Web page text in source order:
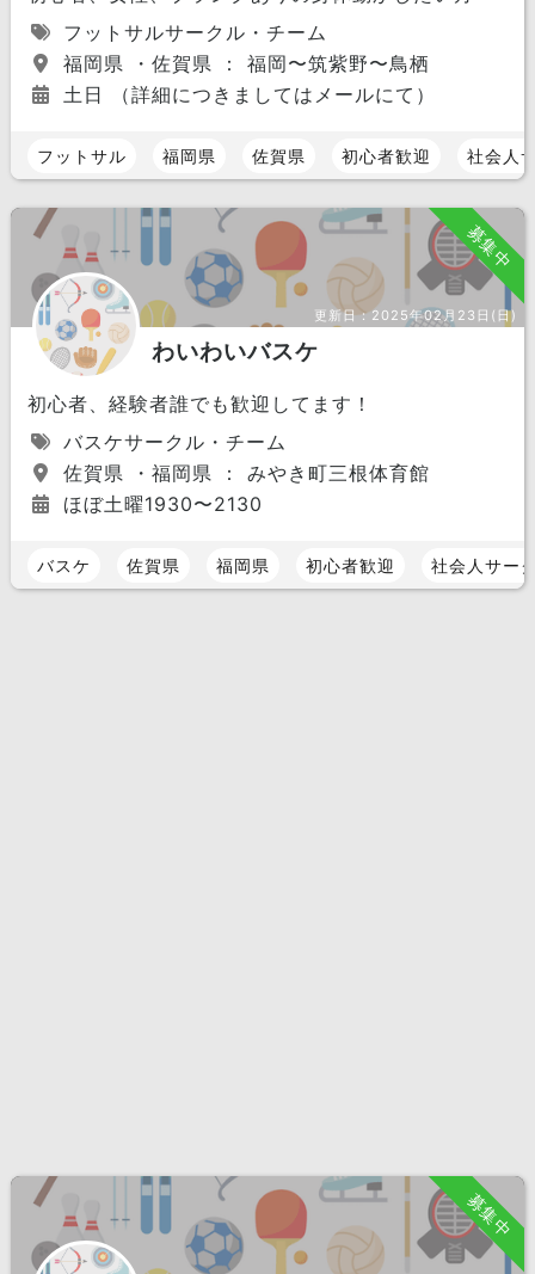
フットサルサークル・チーム
福岡県 ・佐賀県 ： 福岡〜筑紫野〜鳥栖
土日 （詳細につきましてはメールにて）
フットサル 福岡県 佐賀県 初心者歓迎 社会人
募集中
更新日：2025年02月23日(日)
わいわいバスケ
初心者、経験者誰でも歓迎してます！
バスケサークル・チーム
佐賀県 ・福岡県 ： みやき町三根体育館
ほぼ土曜1930〜2130
バスケ 佐賀県 福岡県 初心者歓迎 社会人サー
募集中